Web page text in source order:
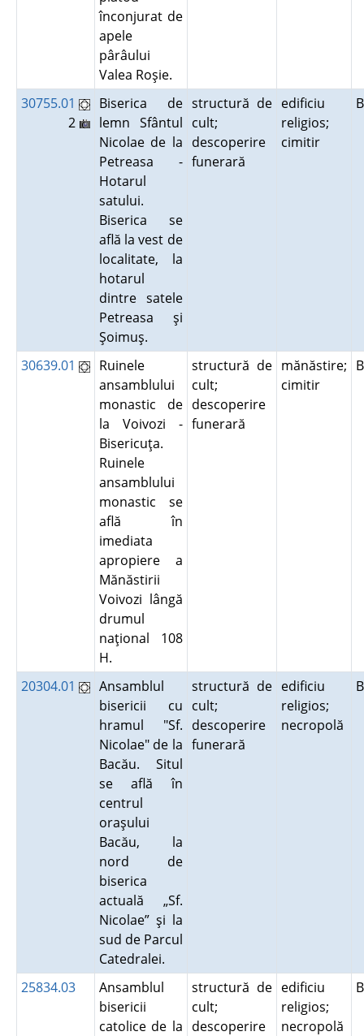
înconjurat de
apele
pârâului
Valea Roşie.
30755.01
2
Biserica de
lemn Sfântul
Nicolae de la
Petreasa -
Hotarul
satului.
Biserica se
află la vest de
localitate, la
hotarul
dintre satele
Petreasa şi
Şoimuş.
structură de
cult;
descoperire
funerară
edificiu
religios;
cimitir
30639.01
Ruinele
ansamblului
monastic de
la Voivozi -
Bisericuţa.
Ruinele
ansamblului
monastic se
află în
imediata
apropiere a
Mănăstirii
Voivozi lângă
drumul
naţional 108
H.
structură de
cult;
descoperire
funerară
mănăstire;
cimitir
20304.01
Ansamblul
bisericii cu
hramul "Sf.
Nicolae" de la
Bacău. Situl
se află în
centrul
oraşului
Bacău, la
nord de
biserica
actuală „Sf.
Nicolae” şi la
sud de Parcul
Catedralei.
structură de
cult;
descoperire
funerară
edificiu
religios;
necropolă
25834.03
Ansamblul
bisericii
catolice de la
structură de
cult;
descoperire
edificiu
religios;
necropolă